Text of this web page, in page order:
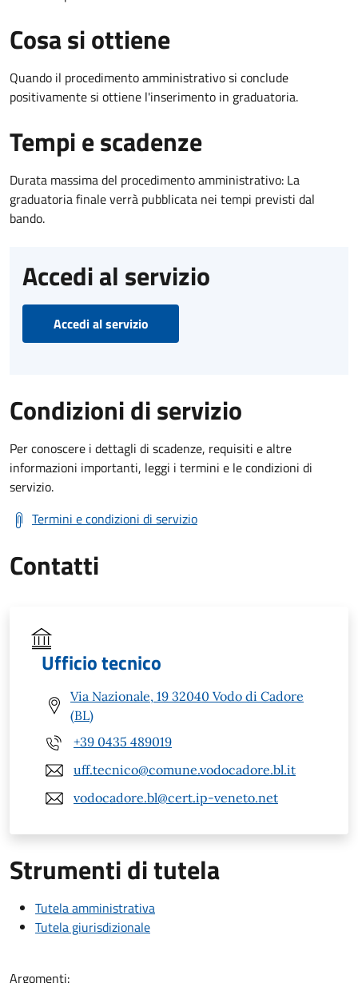
Cosa si ottiene
Quando il procedimento amministrativo si conclude
positivamente si ottiene l'inserimento in graduatoria.
Tempi e scadenze
Durata massima del procedimento amministrativo: La
graduatoria finale verrà pubblicata nei tempi previsti dal
bando.
Accedi al servizio
Accedi al servizio
Condizioni di servizio
Per conoscere i dettagli di scadenze, requisiti e altre
informazioni importanti, leggi i termini e le condizioni di
servizio.
Termini e condizioni di servizio
Contatti
Ufficio tecnico
Via Nazionale, 19 32040 Vodo di Cadore
(BL)
+39 0435 489019
uff.tecnico@comune.vodocadore.bl.it
vodocadore.bl@cert.ip-veneto.net
Strumenti di tutela
Tutela amministrativa
Tutela giurisdizionale
Argomenti: